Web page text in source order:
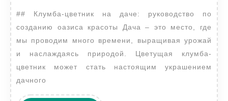
фото
## Клумба-цветник на даче: руководство по
созданию оазиса красоты Дача – это место, где
мы проводим много времени, выращивая урожай
и наслаждаясь природой. Цветущая клумба-
цветник может стать настоящим украшением
дачного